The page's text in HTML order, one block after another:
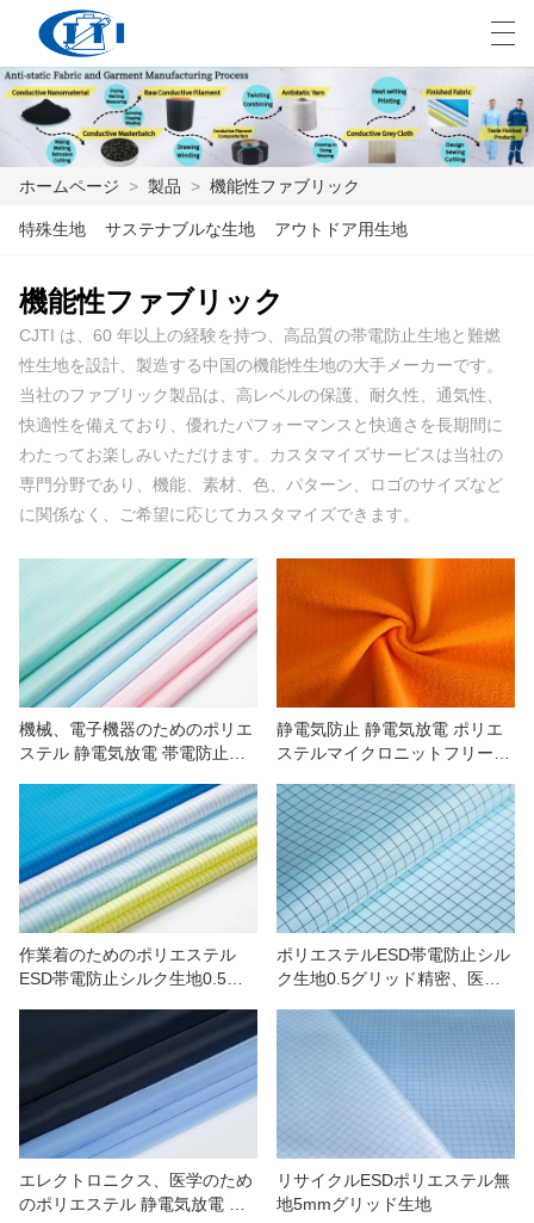
ホームページ
カスタマイズ
私たちについて
業界
العربية česky Deutsch English
ホームページ > 製品 > 機能性ファブリック
特殊生地 サステナブルな生地 アウトドア用生地
機能性ファブリック
CJTI は、60 年以上の経験を持つ、高品質の帯電防止生地と難燃
性生地を設計、製造する中国の機能性生地の大手メーカーです。
当社のファブリック製品は、高レベルの保護、耐久性、通気性、
快適性を備えており、優れたパフォーマンスと快適さを長期間に
わたってお楽しみいただけます。カスタマイズサービスは当社の
専門分野であり、機能、素材、色、パターン、ロゴのサイズなど
に関係なく、ご希望に応じてカスタマイズできます。
機械、電子機器のためのポリエ
ステル 静電気放電 帯電防止高
静電気防止 静電気放電 ポリエ
ステルマイクロニットフリース
作業着のためのポリエステル
ESD帯電防止シルク生地0.5ス
ポリエステルESD帯電防止シル
ク生地0.5グリッド精密、医
エレクトロニクス、医学のため
のポリエステル 静電気放電 帯
リサイクルESDポリエステル無
地5mmグリッド生地